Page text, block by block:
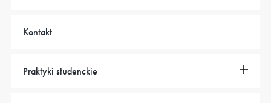
Kontakt
Praktyki studenckie